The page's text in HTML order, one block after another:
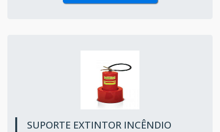
SUPORTE EXTINTOR INCÊNDIO